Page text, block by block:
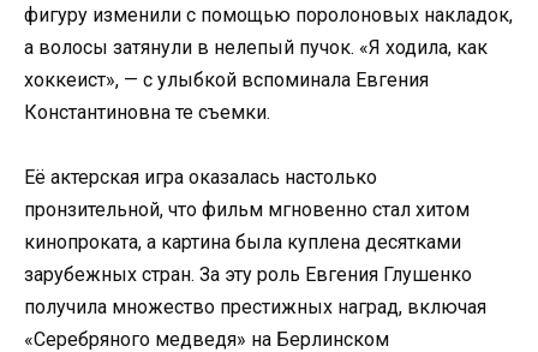
фигуру изменили с помощью поролоновых накладок,
а волосы затянули в нелепый пучок. «Я ходила, как
хоккеист», — с улыбкой вспоминала Евгения
Константиновна те съемки.
Её актерская игра оказалась настолько
пронзительной, что фильм мгновенно стал хитом
кинопроката, а картина была куплена десятками
зарубежных стран. За эту роль Евгения Глушенко
получила множество престижных наград, включая
«Серебряного медведя» на Берлинском